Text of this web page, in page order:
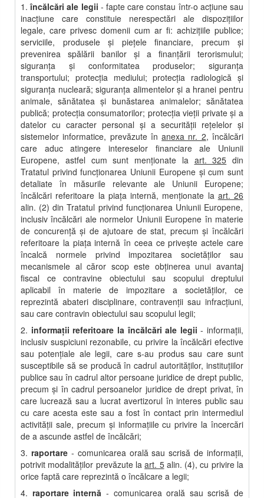
1.încălcări ale legii - fapte care constau într-o acţiune sau
inacţiune care constituie nerespectări ale dispoziţiilor
legale, care privesc domenii cum ar fi: achiziţiile publice;
serviciile, produsele şi pieţele financiare, precum şi
prevenirea spălării banilor şi a finanţării terorismului;
siguranţa şi conformitatea produselor; siguranţa
transportului; protecţia mediului; protecţia radiologică şi
siguranţa nucleară; siguranţa alimentelor şi a hranei pentru
animale, sănătatea şi bunăstarea animalelor; sănătatea
publică; protecţia consumatorilor; protecţia vieţii private şi a
datelor cu caracter personal şi a securităţii reţelelor şi
sistemelor informatice, prevăzute înanexa nr. 2, încălcări
care aduc atingere intereselor financiare ale Uniunii
Europene, astfel cum sunt menţionate la art. 325 din
Tratatul privind funcţionarea Uniunii Europene şi cum sunt
detaliate în măsurile relevante ale Uniunii Europene;
încălcări referitoare la piaţa internă, menţionate la art. 26
alin. (2) din Tratatul privind funcţionarea Uniunii Europene,
inclusiv încălcări ale normelor Uniunii Europene în materie
de concurenţă şi de ajutoare de stat, precum şi încălcări
referitoare la piaţa internă în ceea ce priveşte actele care
încalcă normele privind impozitarea societăţilor sau
mecanismele al căror scop este obţinerea unui avantaj
fiscal ce contravine obiectului sau scopului dreptului
aplicabil în materie de impozitare a societăţilor, ce
reprezintă abateri disciplinare, contravenţii sau infracţiuni,
sau care contravin obiectului sau scopului legii;
2. informaţii referitoare la încălcări ale legii - informaţii,
inclusiv suspiciuni rezonabile, cu privire la încălcări efective
sau potenţiale ale legii, care s-au produs sau care sunt
susceptibile să se producă în cadrul autorităţilor, instituţiilor
publice sau în cadrul altor persoane juridice de drept public,
precum şi în cadrul persoanelor juridice de drept privat, în
care lucrează sau a lucrat avertizorul în interes public sau
cu care acesta este sau a fost în contact prin intermediul
activităţii sale, precum şi informaţiile cu privire la încercări
de a ascunde astfel de încălcări;
3. raportare- comunicarea orală sau scrisă de informaţii,
potrivit modalităţilor prevăzute laart. 5alin. (4), cu privire la
orice faptă care reprezintă o încălcare a legii;
4. raportare internă - comunicarea orală sau scrisă de